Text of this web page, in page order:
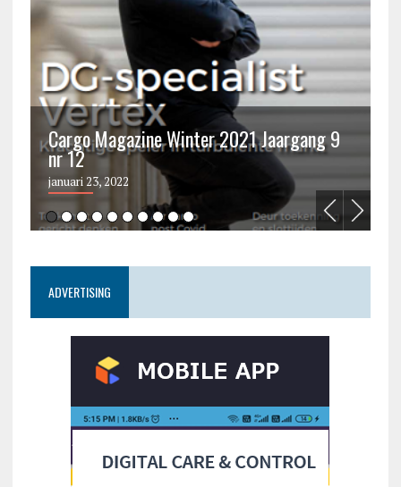
Cargo Magazine Winter 2021 Jaargang 9
nr 12
januari 23, 2022
ADVERTISING